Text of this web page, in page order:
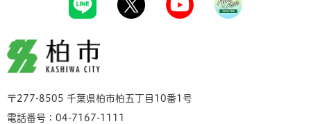
柏市
〒277-8505 千葉県柏市柏五丁目10番1号
電話番号：04-7167-1111